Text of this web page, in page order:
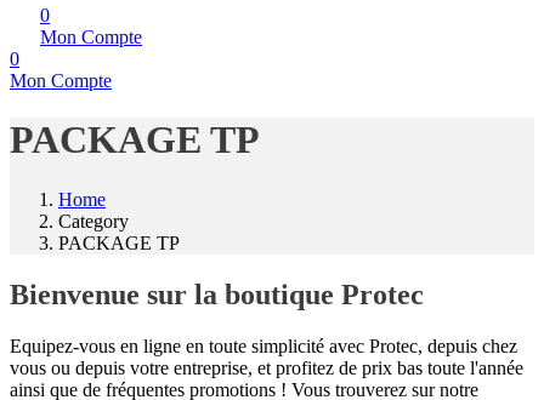
0
Mon Compte
0
Mon Compte
PACKAGE TP
Home
Category
PACKAGE TP
Bienvenue sur la boutique Protec
Equipez-vous en ligne en toute simplicité avec Protec, depuis chez
vous ou depuis votre entreprise, et profitez de prix bas toute l'année
ainsi que de fréquentes promotions ! Vous trouverez sur notre